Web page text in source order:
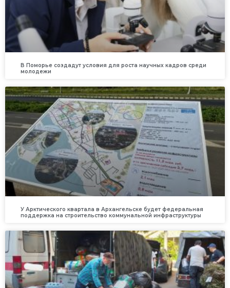
В Поморье создадут условия для роста научных кадров среди
молодежи
У Арктического квартала в Архангельске будет федеральная
поддержка на строительство коммунальной инфраструктуры